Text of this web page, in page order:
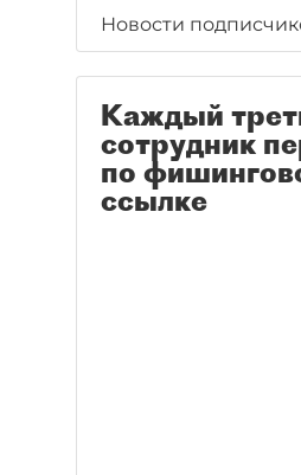
Новости
Каждый
сотрудник
по
ссылке